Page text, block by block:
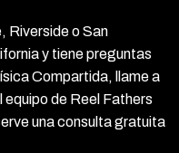
Riverside o San
y tiene preguntas
Compartida, llame a
equipo de Reel Fathers
una consulta gratuita